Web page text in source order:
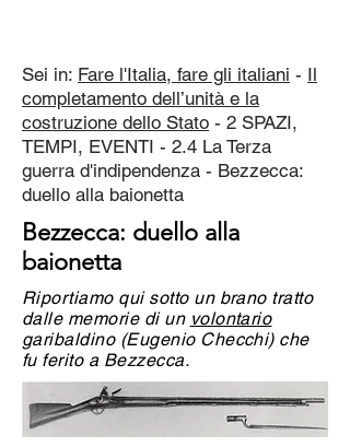
Sei in: Fare l'Italia, fare gli italiani - Il
completamento dell’unità e la
costruzione dello Stato - 2 SPAZI,
TEMPI, EVENTI - 2.4 La Terza
guerra d'indipendenza - Bezzecca:
duello alla baionetta
Bezzecca: duello alla
baionetta
Riportiamo qui sotto un brano tratto
dalle memorie di un volontario
garibaldino (Eugenio Checchi) che
fu ferito a Bezzecca.